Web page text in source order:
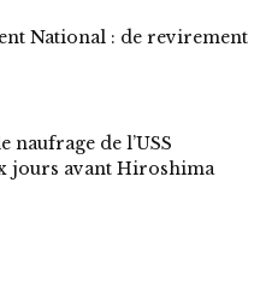
National : de revirement
naufrage de l’USS
jours avant Hiroshima